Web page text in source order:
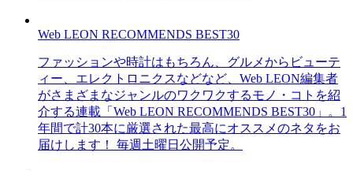
Web LEON RECOMMENDS BEST30
ファッションや時計はもちろん、グルメからビューテ
ィー、エレクトロニクスなどなど、Web LEON編集者
がさまざまなジャンルのワクワクするモノ・コトを紹
介する連載「Web LEON RECOMMENDS BEST30」。1
年間で計30本に厳選された最高にオススメのネタをお
届けします！ 毎週土曜日公開予定。